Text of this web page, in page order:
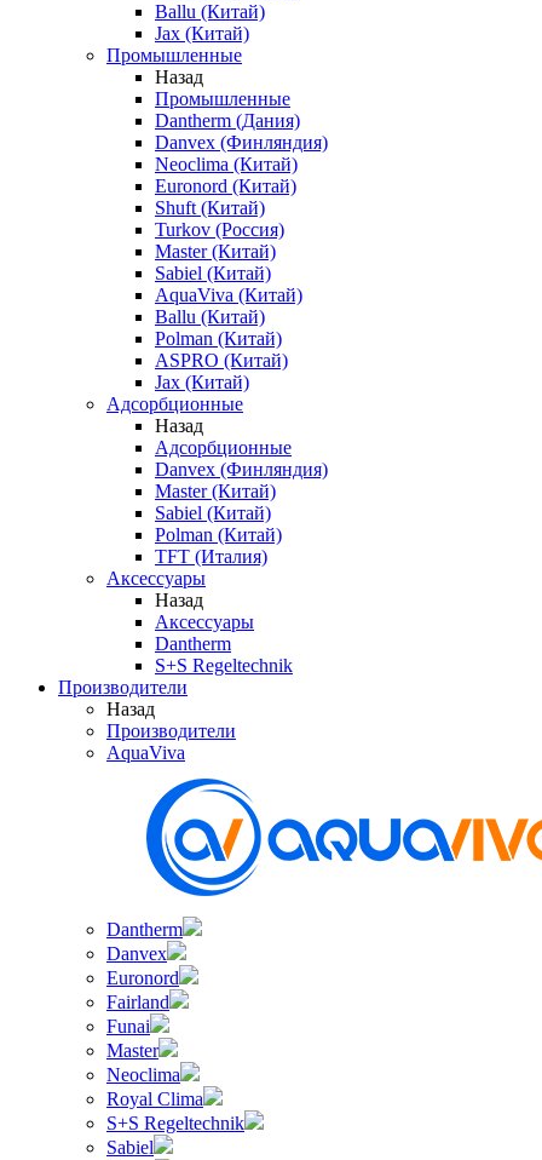
Ballu (Китай)
Jax (Китай)
Промышленные
Назад
Промышленные
Dantherm (Дания)
Danvex (Финляндия)
Neoclima (Китай)
Euronord (Китай)
Shuft (Китай)
Turkov (Россия)
Master (Китай)
Sabiel (Китай)
AquaViva (Китай)
Ballu (Китай)
Polman (Китай)
ASPRO (Китай)
Jax (Китай)
Адсорбционные
Назад
Адсорбционные
Danvex (Финляндия)
Master (Китай)
Sabiel (Китай)
Polman (Китай)
TFT (Италия)
Аксессуары
Назад
Аксессуары
Dantherm
S+S Regeltechnik
Производители
Назад
Производители
AquaViva
Dantherm
Danvex
Euronord
Fairland
Funai
Master
Neoclima
Royal Clima
S+S Regeltechnik
Sabiel